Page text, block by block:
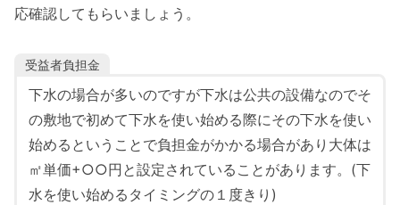
応確認してもらいましょう。
受益者負担金
下水の場合が多いのですが下水は公共の設備なのでそ
の敷地で初めて下水を使い始める際にその下水を使い
始めるということで負担金がかかる場合があり大体は
㎡単価+○○円と設定されていることがあります。(下
水を使い始めるタイミングの１度きり)